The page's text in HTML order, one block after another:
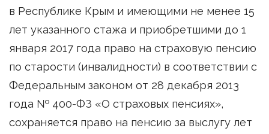
в Республике Крым и имеющими не менее 15
лет указанного стажа и приобретшими до 1
января 2017 года право на страховую пенсию
по старости (инвалидности) в соответствии с
Федеральным законом от 28 декабря 2013
года № 400-ФЗ «О страховых пенсиях»,
сохраняется право на пенсию за выслугу лет